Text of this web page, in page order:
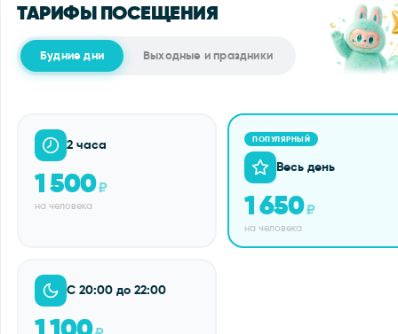
ТАРИФЫ ПОСЕЩЕНИЯ
Будние дни Выходные и праздники
2 часа
1 500₽
на человека
ПОПУЛЯРНЫЙ
Весь день
1 650₽
на человека
С 20:00 до 22:00
1 100